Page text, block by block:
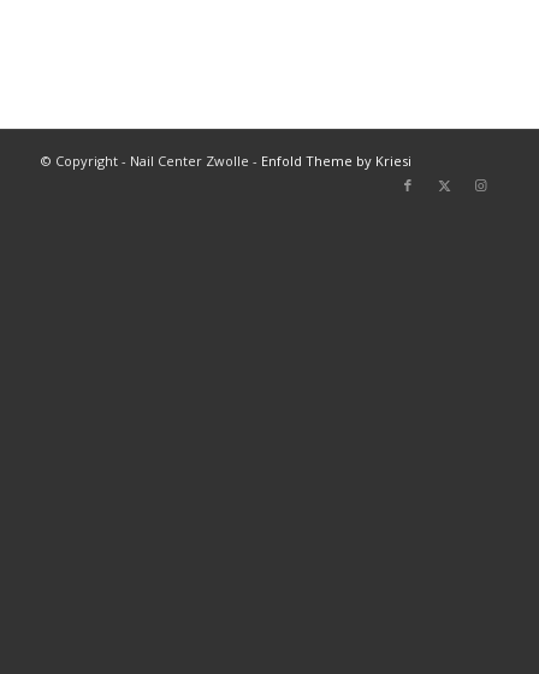
© Copyright - Nail Center Zwolle - Enfold Theme by Kriesi